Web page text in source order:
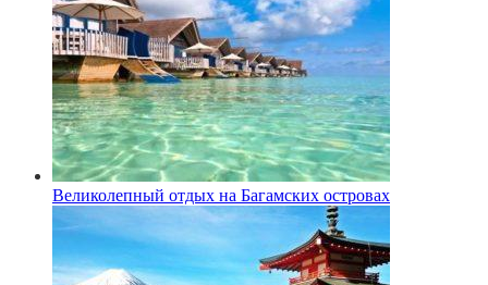
Великолепный отдых на Багамских островах